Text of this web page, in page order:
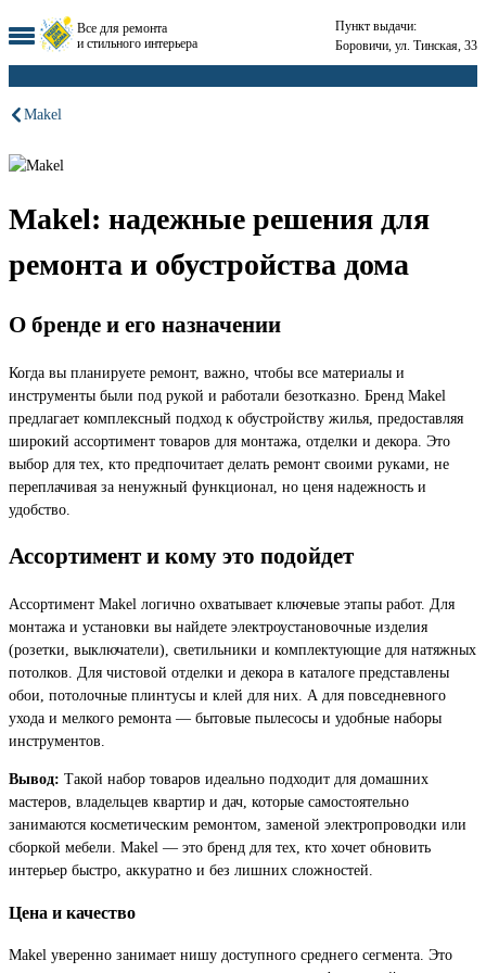
Все для ремонта
и стильного интерьера
Пункт выдачи:
Боровичи, ул. Тинская, 33
Makel
Makel: надежные решения для
ремонта и обустройства дома
О бренде и его назначении
Когда вы планируете ремонт, важно, чтобы все материалы и
инструменты были под рукой и работали безотказно. Бренд Makel
предлагает комплексный подход к обустройству жилья, предоставляя
широкий ассортимент товаров для монтажа, отделки и декора. Это
выбор для тех, кто предпочитает делать ремонт своими руками, не
переплачивая за ненужный функционал, но ценя надежность и
удобство.
Ассортимент и кому это подойдет
Ассортимент Makel логично охватывает ключевые этапы работ. Для
монтажа и установки вы найдете электроустановочные изделия
(розетки, выключатели), светильники и комплектующие для натяжных
потолков. Для чистовой отделки и декора в каталоге представлены
обои, потолочные плинтусы и клей для них. А для повседневного
ухода и мелкого ремонта — бытовые пылесосы и удобные наборы
инструментов.
Вывод: Такой набор товаров идеально подходит для домашних
мастеров, владельцев квартир и дач, которые самостоятельно
занимаются косметическим ремонтом, заменой электропроводки или
сборкой мебели. Makel — это бренд для тех, кто хочет обновить
интерьер быстро, аккуратно и без лишних сложностей.
Цена и качество
Makel уверенно занимает нишу доступного среднего сегмента. Это